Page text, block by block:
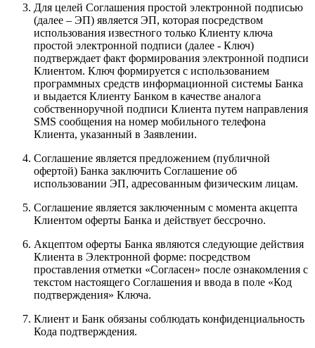
Для целей Соглашения простой электронной подписью
(далее – ЭП) является ЭП, которая посредством
использования известного только Клиенту ключа
простой электронной подписи (далее - Ключ)
подтверждает факт формирования электронной подписи
Клиентом. Ключ формируется с использованием
программных средств информационной системы Банка
и выдается Клиенту Банком в качестве аналога
собственноручной подписи Клиента путем направления
SMS сообщения на номер мобильного телефона
Клиента, указанный в Заявлении.
Соглашение является предложением (публичной
офертой) Банка заключить Соглашение об
использовании ЭП, адресованным физическим лицам.
Соглашение является заключенным с момента акцепта
Клиентом оферты Банка и действует бессрочно.
Акцептом оферты Банка являются следующие действия
Клиента в Электронной форме: посредством
проставления отметки «Согласен» после ознакомления с
текстом настоящего Соглашения и ввода в поле «Код
подтверждения» Ключа.
Клиент и Банк обязаны соблюдать конфиденциальность
Кода подтверждения.